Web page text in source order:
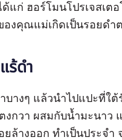
แก่ ฮอร์โมนโปรเจสเต
องคุณแม่เกิดเป็นรอยดำ
ร้ดำ
บางๆ แล้วนำไปแปะที่ใ
งกวา ผสมกับน้ำมะนาว
ล้างออก ทำเป็นประจำ